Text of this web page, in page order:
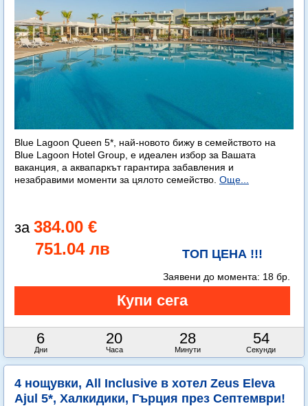
Blue Lagoon Queen 5*, най-новото бижу в семейството на
Blue Lagoon Hotel Group, е идеален избор за Вашата
ваканция, а аквапаркът гарантира забавления и
незабравими моменти за цялото семейство. Още...
384.00 €
751.04 лв
ТОП ЦЕНА !!!
6
Дни
20
Часа
28
Минути
53
Секунди
Заявени до момента: 18 бр.
4 нощувки, All Inclusive в хотел Zeus Eleva
Ajul 5*, Халкидики, Гърция през Септември!